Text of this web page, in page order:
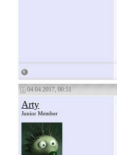
04.04.2017, 00:51
Arty
Junior Member